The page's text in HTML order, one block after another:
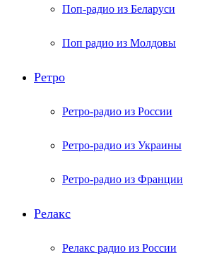
Поп-радио из Беларуси
Поп радио из Молдовы
Ретро
Ретро-радио из России
Ретро-радио из Украины
Ретро-радио из Франции
Релакс
Релакс радио из России